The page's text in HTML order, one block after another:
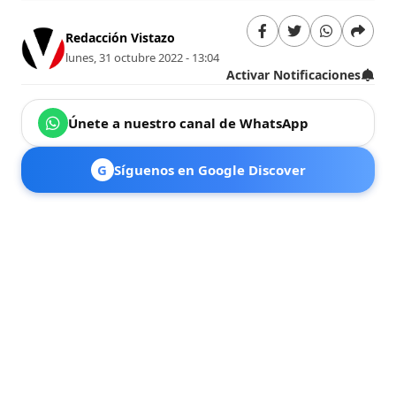
Redacción Vistazo
lunes, 31 octubre 2022 - 13:04
Activar Notificaciones
Únete a nuestro canal de WhatsApp
G Síguenos en Google Discover